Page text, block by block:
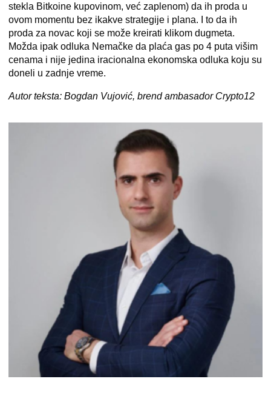
stekla Bitkoine kupovinom, već zaplenom) da ih proda u
ovom momentu bez ikakve strategije i plana. I to da ih
proda za novac koji se može kreirati klikom dugmeta.
Možda ipak odluka Nemačke da plaća gas po 4 puta višim
cenama i nije jedina iracionalna ekonomska odluka koju su
doneli u zadnje vreme.
Autor teksta: Bogdan Vujović, brend ambasador Crypto12